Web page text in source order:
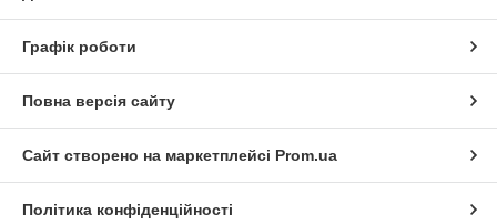
Графік роботи
Повна версія сайту
Сайт створено на маркетплейсі Prom.ua
Політика конфіденційності